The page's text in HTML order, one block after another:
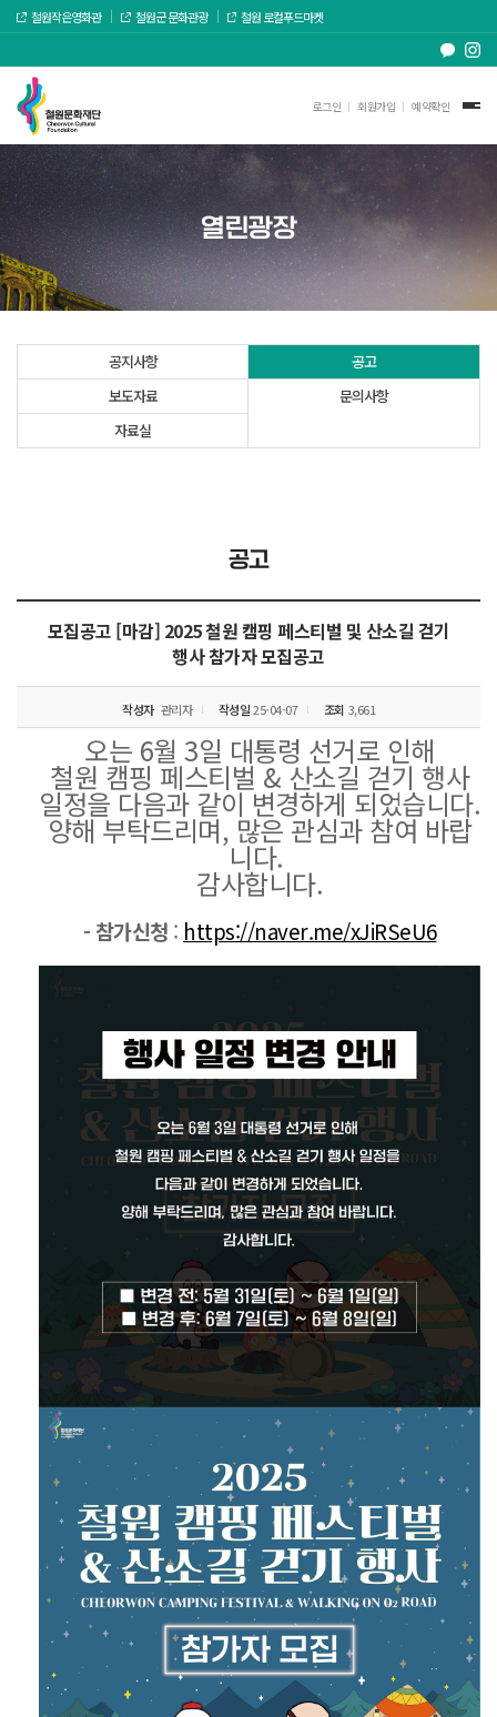
철원작은영화관 철원군 문화관광 철원 로컬푸드마켓
로그인 회원가입 예약확인
열린광장
공지사항
공고
보도자료
문의사항
자료실
공고
모집공고 [마감] 2025 철원 캠핑 페스티벌 및 산소길 걷기
행사 참가자 모집공고
작성자 관리자 작성일25-04-07 조회 3,661
오는 6월 3일 대통령 선거로 인해
철원 캠핑 페스티벌 & 산소길 걷기 행사
일정을 다음과 같이 변경하게 되었습니다.
양해 부탁드리며, 많은 관심과 참여 바랍
니다.
감사합니다.
- 참가신청 : https://naver.me/xJiRSeU6